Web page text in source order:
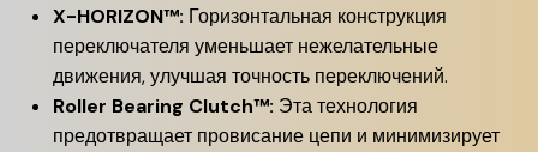
X-HORIZON™: Горизонтальная конструкция
переключателя уменьшает нежелательные
движения, улучшая точность переключений.
Roller Bearing Clutch™: Эта технология
предотвращает провисание цепи и минимизирует